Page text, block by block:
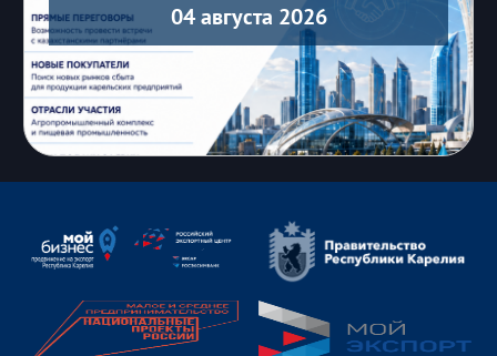
04 августа 2026